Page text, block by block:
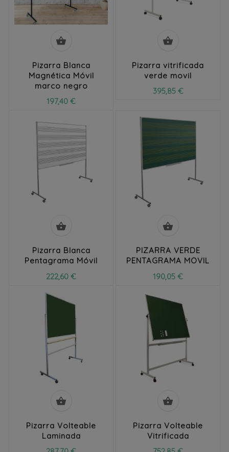

Pizarra Blanca
Magnética Móvil
marco negro
197,40 €

Pizarra vitrificada
verde movil
395,85 €

Pizarra Blanca
Pentagrama Móvil
222,60 €

PIZARRA VERDE
PENTAGRAMA MOVIL
190,05 €

Pizarra Volteable
Laminada

Pizarra Volteable
Vitrificada